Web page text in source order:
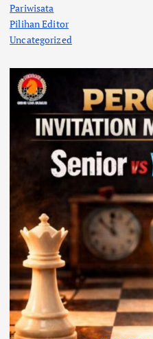
Pariwisata
Pilihan Editor
Uncategorized